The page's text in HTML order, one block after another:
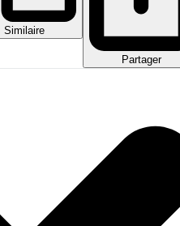
Similaire
Partager